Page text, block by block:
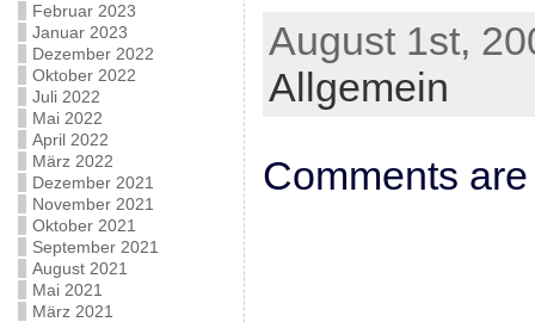
Februar 2023
Januar 2023
Dezember 2022
Oktober 2022
Juli 2022
Mai 2022
April 2022
März 2022
Dezember 2021
November 2021
Oktober 2021
September 2021
August 2021
Mai 2021
März 2021
August 1st,
Allgemein
Comments